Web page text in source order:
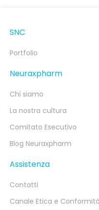
SNC
Portfolio
Neuraxpharm
Chi siamo
La nostra cultura
Comitato Esecutivo
Blog Neuraxpharm
Assistenza
Contatti
Canale Etica e Conformità